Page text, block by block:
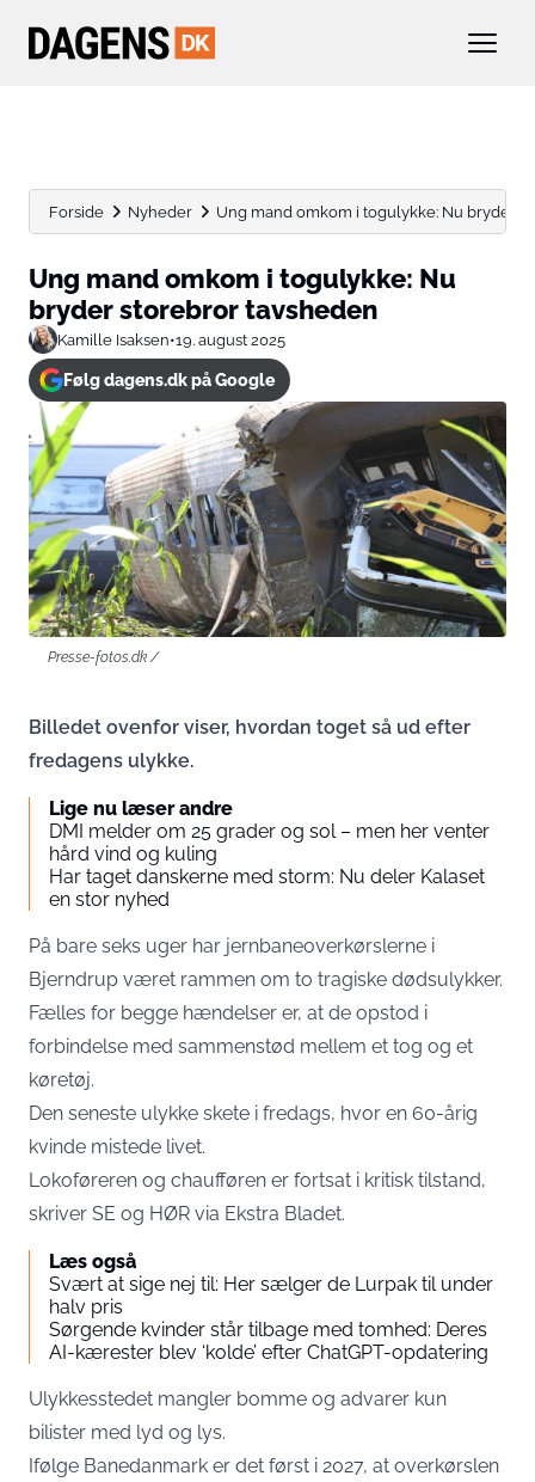
Forside Nyheder Ung mand omkom i togulykke: Nu bryder
Ung mand omkom i togulykke: Nu
bryder storebror tavsheden
Kamille Isaksen•19. august 2025
Følg dagens.dk på Google
Presse-fotos.dk /
Billedet ovenfor viser, hvordan toget så ud efter
fredagens ulykke.
Lige nu læser andre
DMI melder om 25 grader og sol – men her venter
hård vind og kuling
Har taget danskerne med storm: Nu deler Kalaset
en stor nyhed
På bare seks uger har jernbaneoverkørslerne i
Bjerndrup været rammen om to tragiske dødsulykker.
Fælles for begge hændelser er, at de opstod i
forbindelse med sammenstød mellem et tog og et
køretøj.
Den seneste ulykke skete i fredags, hvor en 60-årig
kvinde mistede livet.
Lokoføreren og chaufføren er fortsat i kritisk tilstand,
skriver SE og HØR via Ekstra Bladet.
Læs også
Svært at sige nej til: Her sælger de Lurpak til under
halv pris
Sørgende kvinder står tilbage med tomhed: Deres
AI-kærester blev ‘kolde’ efter ChatGPT-opdatering
Ulykkesstedet mangler bomme og advarer kun
bilister med lyd og lys.
Ifølge Banedanmark er det først i 2027, at overkørslen